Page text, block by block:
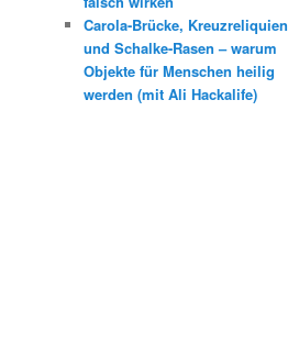
Carola-Brücke, Kreuzreliquien
und Schalke-Rasen – warum
Objekte für Menschen heilig
werden (mit Ali Hackalife)